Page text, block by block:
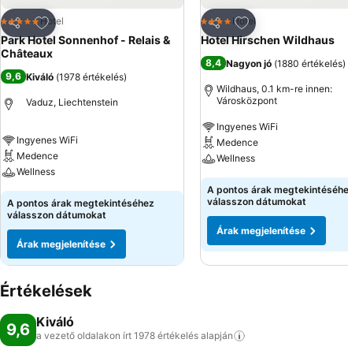
Megosztás
Hozzáadás a kedvencekhez
5 KategóriaHotel
Park Hotel Sonnenhof - Relais &
Châteaux
9,6 Kiváló (1978 értékelés)
Vaduz, Liechtenstein
Ingyenes WiFi
Medence
Wellness
A pontos árak megtekintéséhez
válasszon dátumokat
Árak megjelenítése
Megosztás
Hozzáadás a
4 Kategória
Hotel
Hotel Hirschen Wildhaus
8,4 Nagyon jó (1880 értékelés)
Wildhaus, 0.1 km-re innen:
Városközpont
Ingyenes WiFi
Medence
Wellness
A pontos árak
válasszon dátumokat
Árak megjelenítése
Értékelések
9,6 Kiváló
a vezető oldalakon írt 1978 értékelés alapján